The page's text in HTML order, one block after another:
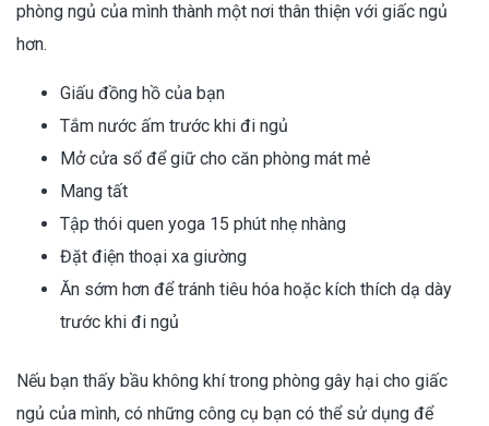
phòng ngủ của mình thành một nơi thân thiện với giấc ngủ
hơn.
Giấu đồng hồ của bạn
Tắm nước ấm trước khi đi ngủ
Mở cửa sổ để giữ cho căn phòng mát mẻ
Mang tất
Tập thói quen yoga 15 phút nhẹ nhàng
Đặt điện thoại xa giường
Ăn sớm hơn để tránh tiêu hóa hoặc kích thích dạ dày
trước khi đi ngủ
Nếu bạn thấy bầu không khí trong phòng gây hại cho giấc
ngủ của mình, có những công cụ bạn có thể sử dụng để